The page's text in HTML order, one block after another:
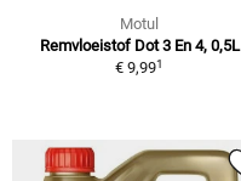
Motul
Remvloeistof Dot 3 En 4, 0,5L
€ 9,991